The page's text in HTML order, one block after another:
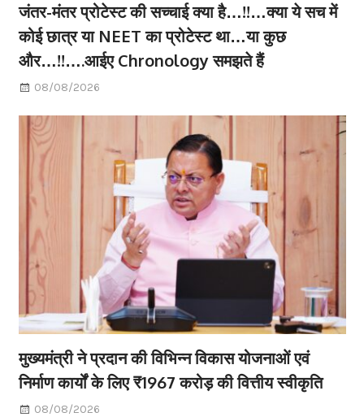
जंतर-मंतर प्रोटेस्ट की सच्चाई क्या है…!!…क्या ये सच में
कोई छात्र या NEET का प्रोटेस्ट था…या कुछ
और…!!….आईए Chronology समझते हैं
08/08/2026
मुख्यमंत्री ने प्रदान की विभिन्न विकास योजनाओं एवं
निर्माण कार्यों के लिए ₹1967 करोड़ की वित्तीय स्वीकृति
08/08/2026